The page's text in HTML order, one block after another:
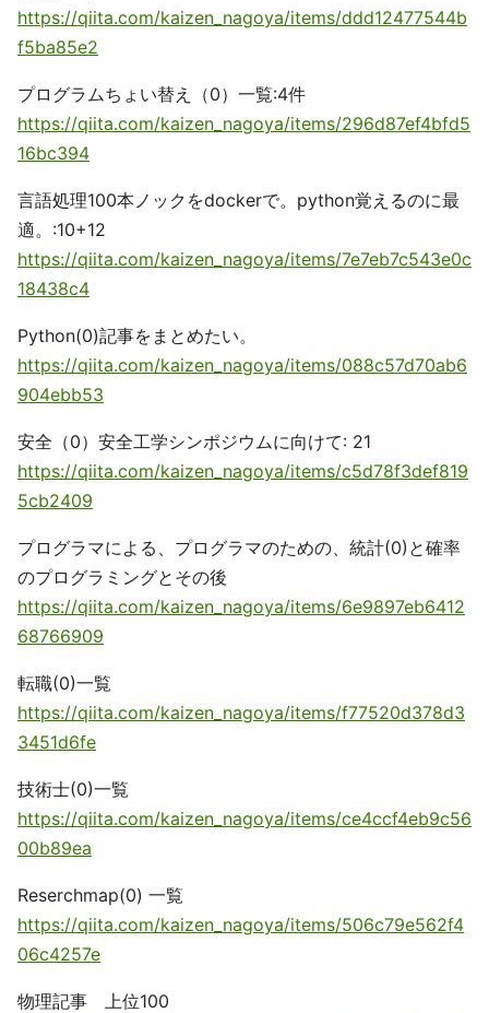
https://qiita.com/kaizen_nagoya/items/ddd12477544b
f5ba85e2
プログラムちょい替え（0）一覧:4件
https://qiita.com/kaizen_nagoya/items/296d87ef4bfd5
16bc394
言語処理100本ノックをdockerで。python覚えるのに最
適。:10+12
https://qiita.com/kaizen_nagoya/items/7e7eb7c543e0c
18438c4
Python(0)記事をまとめたい。
https://qiita.com/kaizen_nagoya/items/088c57d70ab6
904ebb53
安全（0）安全工学シンポジウムに向けて: 21
https://qiita.com/kaizen_nagoya/items/c5d78f3def819
5cb2409
プログラマによる、プログラマのための、統計(0)と確率
のプログラミングとその後
https://qiita.com/kaizen_nagoya/items/6e9897eb6412
68766909
転職(0)一覧
https://qiita.com/kaizen_nagoya/items/f77520d378d3
3451d6fe
技術士(0)一覧
https://qiita.com/kaizen_nagoya/items/ce4ccf4eb9c56
00b89ea
Reserchmap(0) 一覧
https://qiita.com/kaizen_nagoya/items/506c79e562f4
06c4257e
物理記事 上位100